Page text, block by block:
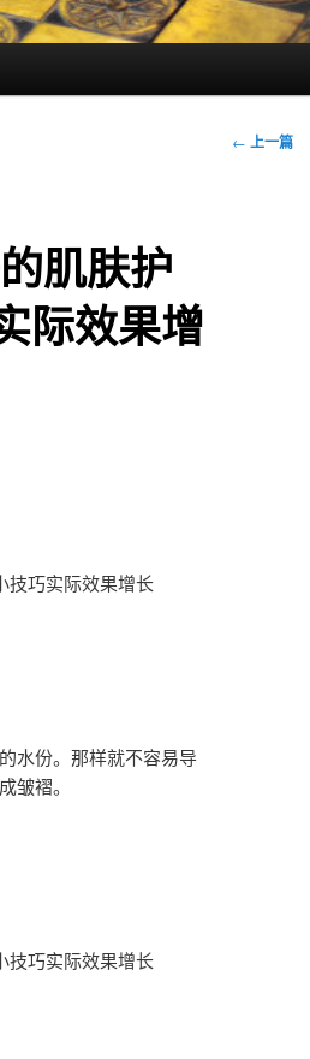
文
← 上一篇
肌肤护
际效果增
技巧实际效果增长
水份。那样就不容易导
皱褶。
技巧实际效果增长